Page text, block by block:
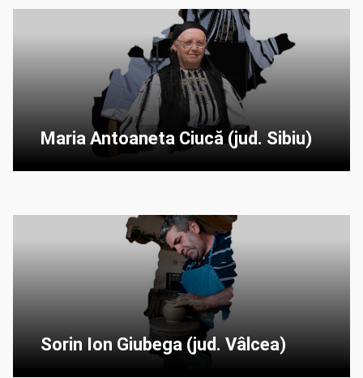
Maria Antoaneta Ciucă (jud. Sibiu)
Sorin Ion Giubega (jud. Vâlcea)